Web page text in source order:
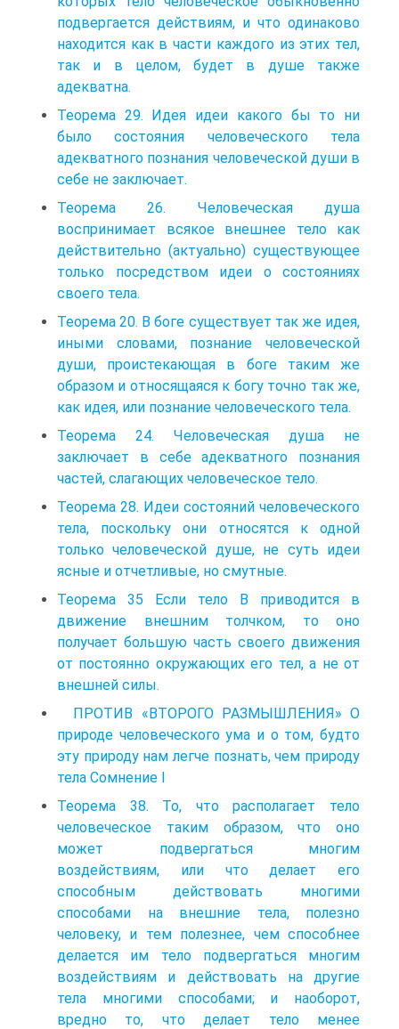
подвергается действиям, и что одинаково
находится как в части каждого из этих тел,
так и в целом, будет в душе также
адекватна.
Теорема 29. Идея идеи какого бы то ни
было состояния человеческого тела
адекватного познания человеческой души в
себе не заключает.
Теорема 26. Человеческая душа
воспринимает всякое внешнее тело как
действительно (актуально) существующее
только посредством идеи о состояниях
своего тела.
Теорема 20. В боге существует так же идея,
иными словами, познание человеческой
души, проистекающая в боге таким же
образом и относящаяся к богу точно так же,
как идея, или познание человеческого тела.
Теорема 24. Человеческая душа не
заключает в себе адекватного познания
частей, слагающих человеческое тело.
Теорема 28. Идеи состояний человеческого
тела, поскольку они относятся к одной
только человеческой душе, не суть идеи
ясные и отчетливые, но смутные.
Теорема 35 Если тело В приводится в
движение внешним толчком, то оно
получает большую часть своего движения
от постоянно окружающих его тел, а не от
внешней силы.
ПРОТИВ «ВТОРОГО РАЗМЫШЛЕНИЯ» О
природе человеческого ума и о том, будто
эту природу нам легче познать, чем природу
тела Сомнение I
Теорема 38. То, что располагает тело
человеческое таким образом, что оно
может подвергаться многим
воздействиям, или что делает его
способным действовать многими
способами на внешние тела, полезно
человеку, и тем полезнее, чем способнее
делается им тело подвергаться многим
воздействиям и действовать на другие
тела многими способами; и наоборот,
вредно то, что делает тело менее